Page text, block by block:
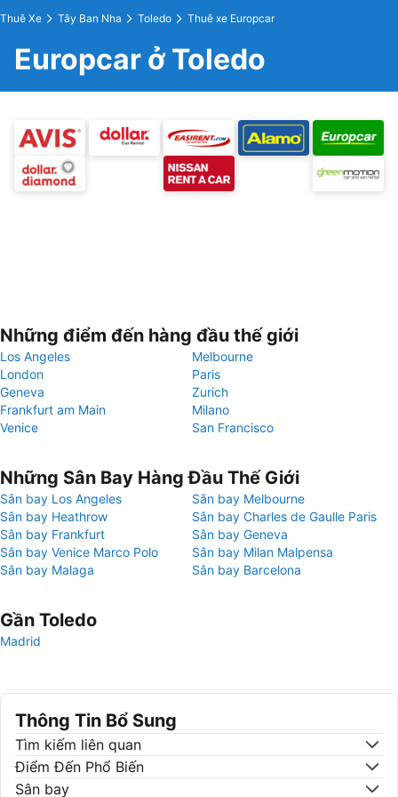
Thuê Xe Tây Ban Nha Toledo Thuê xe Europcar
Europcar ở Toledo
Những điểm đến hàng đầu thế giới
Los Angeles
Melbourne
London
Paris
Geneva
Zurich
Frankfurt am Main
Milano
Venice
San Francisco
Những Sân Bay Hàng Đầu Thế Giới
Sân bay Los Angeles
Sân bay Melbourne
Sân bay Heathrow
Sân bay Charles de Gaulle Paris
Sân bay Frankfurt
Sân bay Geneva
Sân bay Venice Marco Polo
Sân bay Milan Malpensa
Sân bay Malaga
Sân bay Barcelona
Gần Toledo
Madrid
Thông Tin Bổ Sung
Tìm kiếm liên quan
Điểm Đến Phổ Biến
Sân bay